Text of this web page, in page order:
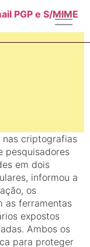
PGP e S/MIME
nas criptografias
pesquisadores
em dois
informou a
os
as ferramentas
expostos
Ambos os
para proteger